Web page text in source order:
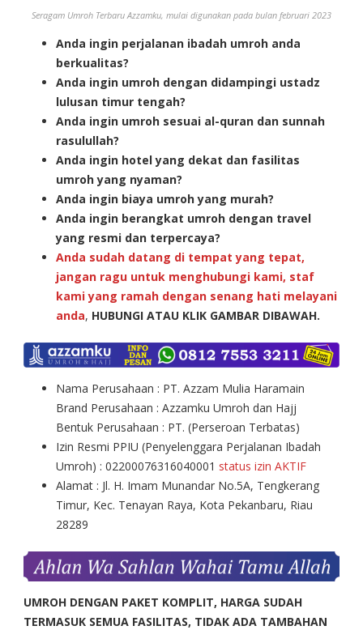
Seragam Umroh Terbaru Azzamku, mulai digunakan pada bulan februari 2023
Anda ingin perjalanan ibadah umroh anda
berkualitas?
Anda ingin umroh dengan didampingi ustadz
lulusan timur tengah?
Anda ingin umroh sesuai al-quran dan sunnah
rasulullah?
Anda ingin hotel yang dekat dan fasilitas
umroh yang nyaman?
Anda ingin biaya umroh yang murah?
Anda ingin berangkat umroh dengan travel
yang resmi dan terpercaya?
Anda sudah datang di tempat yang tepat,
jangan ragu untuk menghubungi kami, staf
kami yang ramah dengan senang hati melayani
anda, HUBUNGI ATAU KLIK GAMBAR DIBAWAH.
Nama Perusahaan : PT. Azzam Mulia Haramain
Brand Perusahaan : Azzamku Umroh dan Hajj
Bentuk Perusahaan : PT. (Perseroan Terbatas)
Izin Resmi PPIU (Penyelenggara Perjalanan Ibadah
Umroh) : 02200076316040001 status izin AKTIF
Alamat : Jl. H. Imam Munandar No.5A, Tengkerang
Timur, Kec. Tenayan Raya, Kota Pekanbaru, Riau
28289
UMROH DENGAN PAKET KOMPLIT, HARGA SUDAH
TERMASUK SEMUA FASILITAS, TIDAK ADA TAMBAHAN